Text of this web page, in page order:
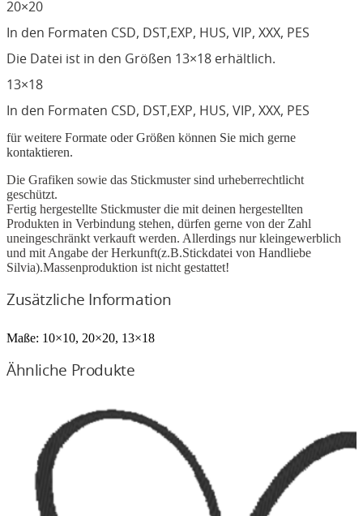
20×20
In den Formaten CSD, DST,EXP, HUS, VIP, XXX, PES
Die Datei ist in den Größen 13×18 erhältlich.
13×18
In den Formaten CSD, DST,EXP, HUS, VIP, XXX, PES
für weitere Formate oder Größen können Sie mich gerne
kontaktieren.
Die Grafiken sowie das Stickmuster sind urheberrechtlicht
geschützt.
Fertig hergestellte Stickmuster die mit deinen hergestellten
Produkten in Verbindung stehen, dürfen gerne von der Zahl
uneingeschränkt verkauft werden. Allerdings nur kleingewerblich
und mit Angabe der Herkunft(z.B.Stickdatei von Handliebe
Silvia).Massenproduktion ist nicht gestattet!
Zusätzliche Information
Maße: 10×10, 20×20, 13×18
Ähnliche Produkte